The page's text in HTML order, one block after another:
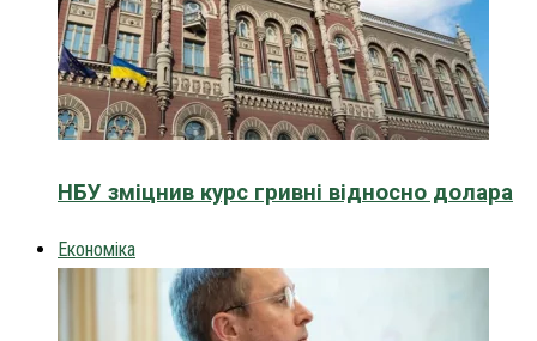
НБУ зміцнив курс гривні відносно долара
Економіка